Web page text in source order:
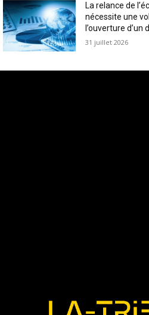
La relance de
nécessite une
l’ouverture d’un
31 juillet 2026